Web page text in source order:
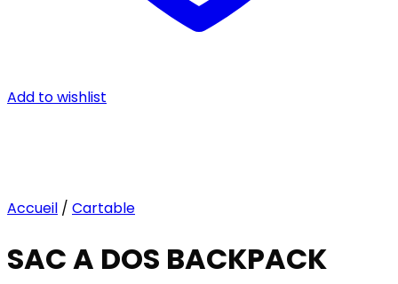
Add to wishlist
Accueil / Cartable
SAC A DOS BACKPACK